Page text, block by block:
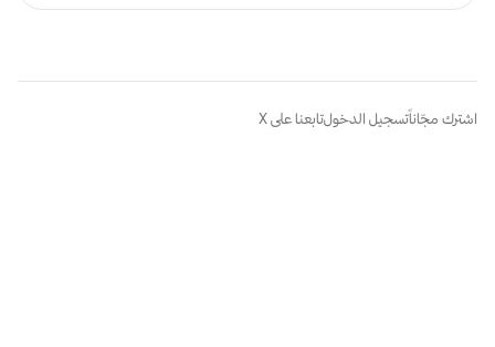
اشترك مجّاناًتسجيل الدخولتابعنا على X